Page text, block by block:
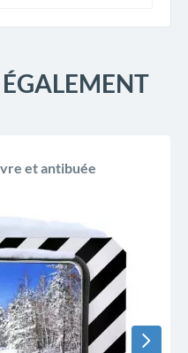
et antibuée